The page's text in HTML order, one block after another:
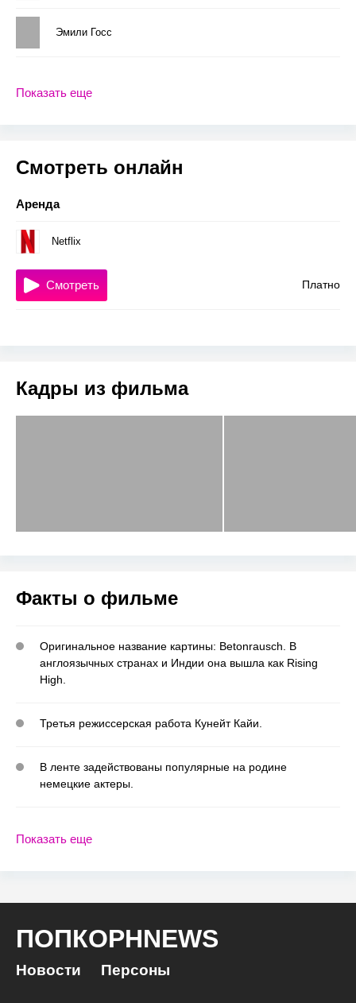
Эмили Госс
Показать еще
Смотреть онлайн
Аренда
Netflix
Платно
Смотреть
Кадры из фильма
Факты о фильме
Оригинальное название картины: Betonrausch. В
англоязычных странах и Индии она вышла как Rising
High.
Третья режиссерская работа Кунейт Кайи.
В ленте задействованы популярные на родине
немецкие актеры.
Показать еще
ПОПКОРНNEWS
Новости Персоны